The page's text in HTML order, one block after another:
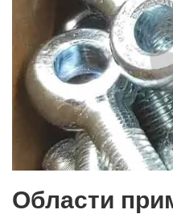
Области